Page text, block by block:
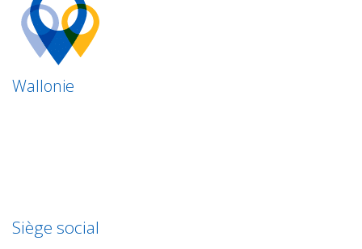
Wallonie
Siège social